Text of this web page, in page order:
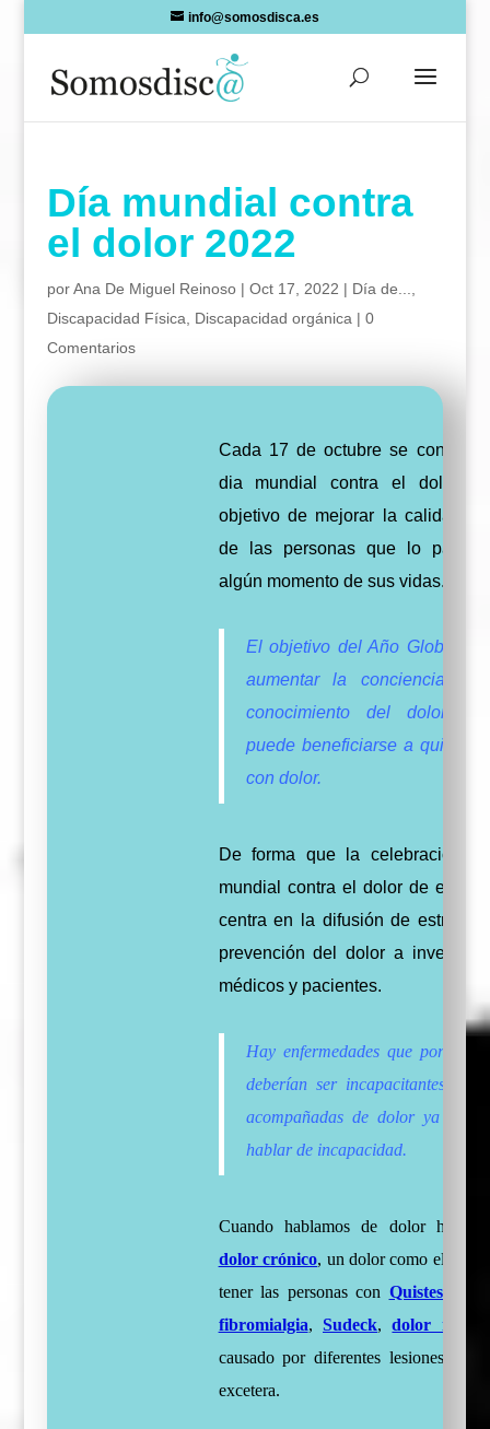
info@somosdisca.es
Día mundial contra
el dolor 2022
porAna De Miguel Reinoso| Oct 17, 2022 | Día de...
Discapacidad Física
Discapacidad orgánica | 0
Comentarios
Cada 17 de octubre se
dia mundial contra el dolor,
objetivo de mejorar la calidad
de las personas que lo
algún momento de sus vidas.
El objetivo del Año Global
aumentar la conciencia
conocimiento del dolor y
puede beneficiarse a quienes
con dolor.
De forma que la celebración
mundial contra el dolor de este
centra en la difusión de
prevención del dolor a
médicos y pacientes.
Hay enfermedades que por sí
deberían ser incapacitantes,
acompañadas de dolor ya si
hablar de incapacidad.
Cuando hablamos de dolor
dolor crónico, un dolor como el que
tener las personas con Quistes de
fibromialgia, Sudeck,dolor
causado por diferentes lesiones y
excetera.